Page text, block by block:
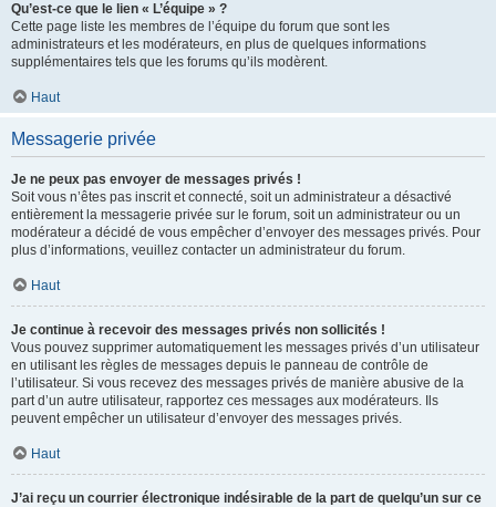
Qu’est-ce que le lien « L’équipe » ?
Cette page liste les membres de l’équipe du forum que sont les
administrateurs et les modérateurs, en plus de quelques informations
supplémentaires tels que les forums qu’ils modèrent.
Haut
Messagerie privée
Je ne peux pas envoyer de messages privés !
Soit vous n’êtes pas inscrit et connecté, soit un administrateur a désactivé
entièrement la messagerie privée sur le forum, soit un administrateur ou un
modérateur a décidé de vous empêcher d’envoyer des messages privés. Pour
plus d’informations, veuillez contacter un administrateur du forum.
Haut
Je continue à recevoir des messages privés non sollicités !
Vous pouvez supprimer automatiquement les messages privés d’un utilisateur
en utilisant les règles de messages depuis le panneau de contrôle de
l’utilisateur. Si vous recevez des messages privés de manière abusive de la
part d’un autre utilisateur, rapportez ces messages aux modérateurs. Ils
peuvent empêcher un utilisateur d’envoyer des messages privés.
Haut
J’ai reçu un courrier électronique indésirable de la part de quelqu’un sur ce